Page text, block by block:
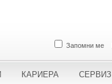
Запомни ме
КАРИЕРА СЕРВИЗ